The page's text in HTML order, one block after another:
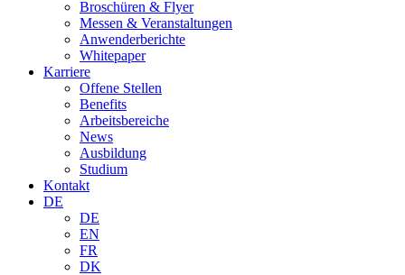
Broschüren & Flyer
Messen & Veranstaltungen
Anwenderberichte
Whitepaper
Karriere
Offene Stellen
Benefits
Arbeitsbereiche
News
Ausbildung
Studium
Kontakt
DE
DE
EN
FR
DK